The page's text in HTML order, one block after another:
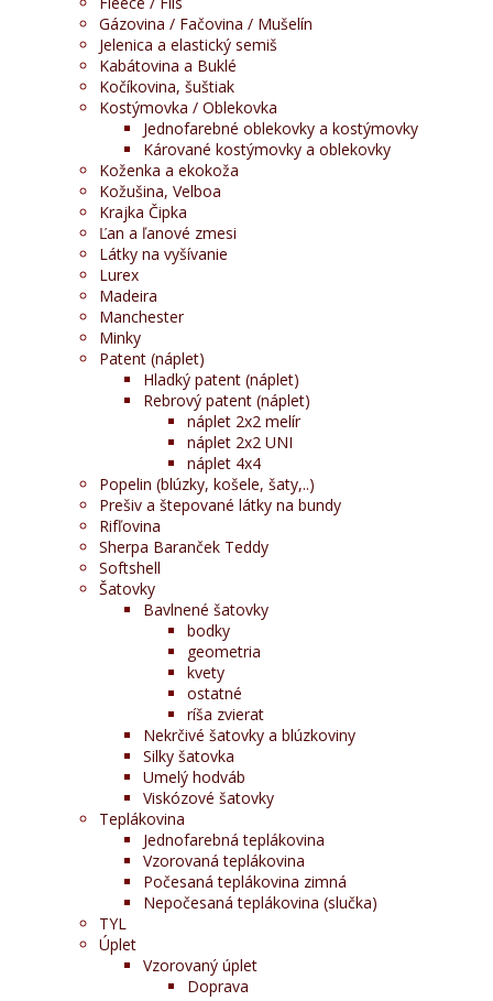
Gázovina / Fačovina / Mušelín
Jelenica a elastický semiš
Kabátovina a Buklé
Kočíkovina, šuštiak
Kostýmovka / Oblekovka
Jednofarebné oblekovky a kostýmovky
Kárované kostýmovky a oblekovky
Koženka a ekokoža
Kožušina, Velboa
Krajka Čipka
Ľan a ľanové zmesi
Látky na vyšívanie
Lurex
Madeira
Manchester
Minky
Patent (náplet)
Hladký patent (náplet)
Rebrový patent (náplet)
náplet 2x2 melír
náplet 2x2 UNI
náplet 4x4
Popelin (blúzky, košele, šaty,..)
Prešiv a štepované látky na bundy
Rifľovina
Sherpa Baranček Teddy
Softshell
Šatovky
Bavlnené šatovky
bodky
geometria
kvety
ostatné
ríša zvierat
Nekrčivé šatovky a blúzkoviny
Silky šatovka
Umelý hodváb
Viskózové šatovky
Teplákovina
Jednofarebná teplákovina
Vzorovaná teplákovina
Počesaná teplákovina zimná
Nepočesaná teplákovina (slučka)
TYL
Úplet
Vzorovaný úplet
Doprava